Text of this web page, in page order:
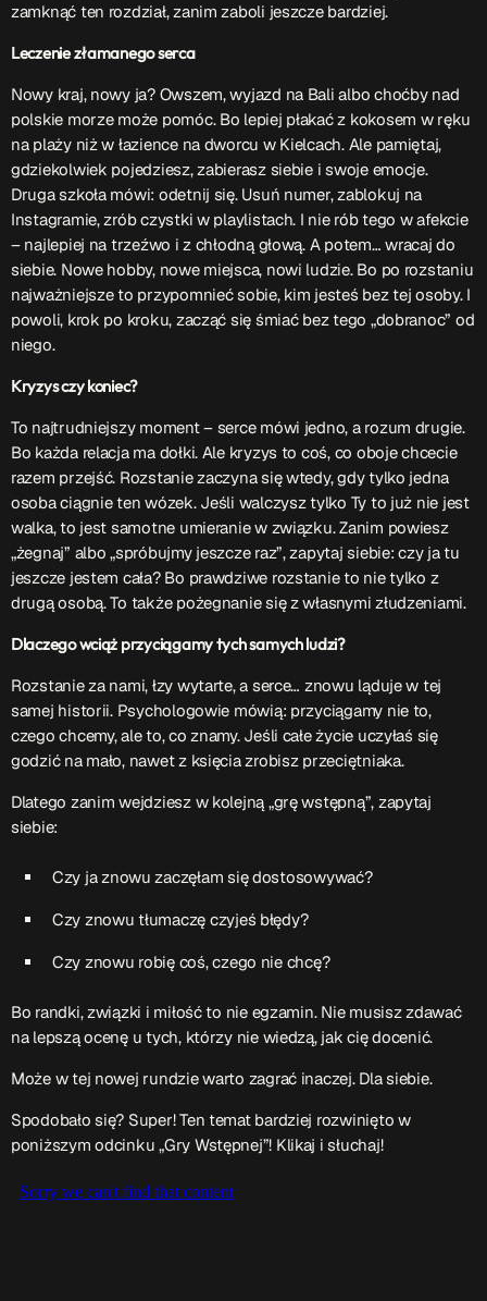
TOP CHART
zamknąć ten rozdział, zanim zaboli jeszcze bardziej.
Leczenie złamanego serca
Nowy kraj, nowy ja? Owszem, wyjazd na Bali albo choćby nad
polskie morze może pomóc. Bo lepiej płakać z kokosem w ręku
na plaży niż w łazience na dworcu w Kielcach. Ale pamiętaj,
gdziekolwiek pojedziesz, zabierasz siebie i swoje emocje.
Druga szkoła mówi: odetnij się. Usuń numer, zablokuj na
Instagramie, zrób czystki w playlistach. I nie rób tego w afekcie
– najlepiej na trzeźwo i z chłodną głową. A potem… wracaj do
siebie. Nowe hobby, nowe miejsca, nowi ludzie. Bo po rozstaniu
najważniejsze to przypomnieć sobie, kim jesteś bez tej osoby. I
powoli, krok po kroku, zacząć się śmiać bez tego „dobranoc” od
niego.
Kryzys czy koniec?
To najtrudniejszy moment – serce mówi jedno, a rozum drugie.
Bo każda relacja ma dołki. Ale kryzys to coś, co oboje chcecie
razem przejść. Rozstanie zaczyna się wtedy, gdy tylko jedna
osoba ciągnie ten wózek. Jeśli walczysz tylko Ty to już nie jest
walka, to jest samotne umieranie w związku. Zanim powiesz
„żegnaj” albo „spróbujmy jeszcze raz”, zapytaj siebie: czy ja tu
jeszcze jestem cała? Bo prawdziwe rozstanie to nie tylko z
drugą osobą. To także pożegnanie się z własnymi złudzeniami.
Dlaczego wciąż przyciągamy tych samych ludzi?
Rozstanie za nami, łzy wytarte, a serce… znowu ląduje w tej
samej historii. Psychologowie mówią: przyciągamy nie to,
czego chcemy, ale to, co znamy. Jeśli całe życie uczyłaś się
godzić na mało, nawet z księcia zrobisz przeciętniaka.
Dlatego zanim wejdziesz w kolejną „grę wstępną”, zapytaj
siebie:
Czy ja znowu zaczęłam się dostosowywać?
Czy znowu tłumaczę czyjeś błędy?
Czy znowu robię coś, czego nie chcę?
Bo randki, związki i miłość to nie egzamin. Nie musisz zdawać
na lepszą ocenę u tych, którzy nie wiedzą, jak cię docenić.
Może w tej nowej rundzie warto zagrać inaczej. Dla siebie.
Spodobało się? Super! Ten temat bardziej rozwinięto w
poniższym odcinku „Gry Wstępnej”! Klikaj i słuchaj!